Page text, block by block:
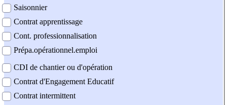
Saisonnier
Contrat apprentissage
Cont. professionnalisation
Prépa.opérationnel.emploi
CDI de chantier ou d'opération
Contrat d'Engagement Educatif
Contrat intermittent